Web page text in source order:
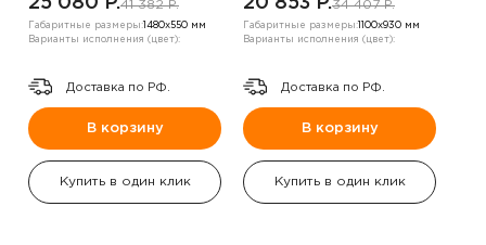
25 080 P.41 382 P.
Габаритные размеры: 1480х550 мм
Варианты исполнения (цвет):
Доставка по РФ.
В корзину
Купить в один клик
20 853 P.34 407 P.
Габаритные размеры: 1100х930 мм
Варианты исполнения (цвет):
Доставка по РФ.
В корзину
Купить в один клик